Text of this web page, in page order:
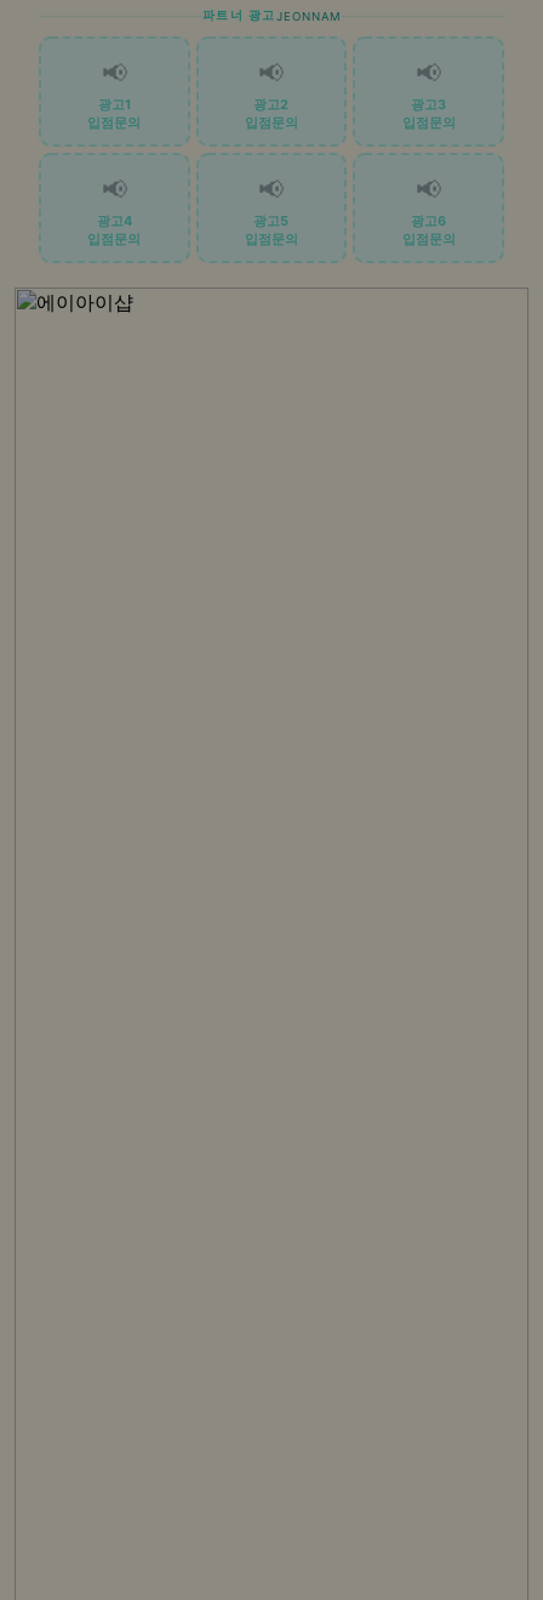
파트너 광고JEONNAM
📢
광고1
입점문의
📢
광고2
입점문의
📢
광고3
입점문의
📢
광고4
입점문의
📢
광고5
입점문의
📢
광고6
입점문의